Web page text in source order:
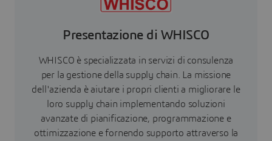
Presentazione di WHISCO
WHISCO è specializzata in servizi di consulenza
per la gestione della supply chain. La missione
dell'azienda è aiutare i propri clienti a migliorare le
loro supply chain implementando soluzioni
avanzate di pianificazione, programmazione e
ottimizzazione e fornendo supporto attraverso la